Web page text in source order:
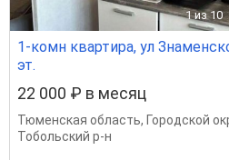
1 из 10
1-комн квартира, ул
эт.
22 000 ₽ в месяц
Тюменская область, Городской
Тобольский р-н